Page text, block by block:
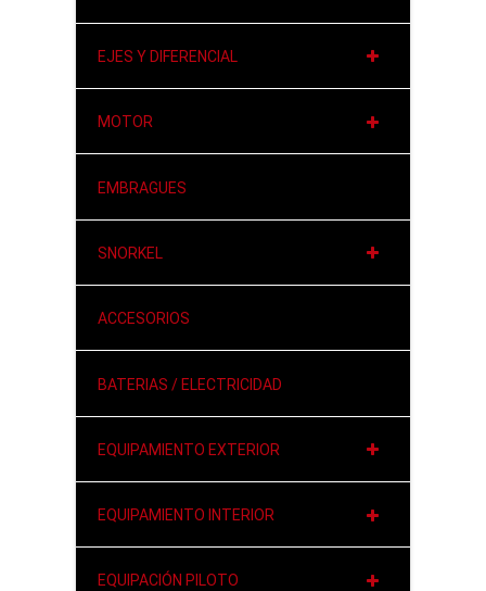
EJES Y DIFERENCIAL
MOTOR
EMBRAGUES
SNORKEL
ACCESORIOS
BATERIAS / ELECTRICIDAD
EQUIPAMIENTO EXTERIOR
EQUIPAMIENTO INTERIOR
EQUIPACIÓN PILOTO